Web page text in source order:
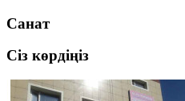
Санат
Сіз көрдіңіз